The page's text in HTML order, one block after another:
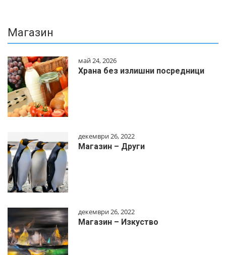
Магазин
май 24, 2026
Храна без излишни посредници
декември 26, 2022
Магазин – Други
декември 26, 2022
Магазин – Изкуство